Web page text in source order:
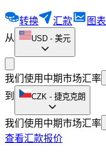
转换 汇款 图表
从
USD - 美元
我们使用中期市场汇率
到
CZK - 捷克克朗
我们使用中期市场汇率
查看汇款报价